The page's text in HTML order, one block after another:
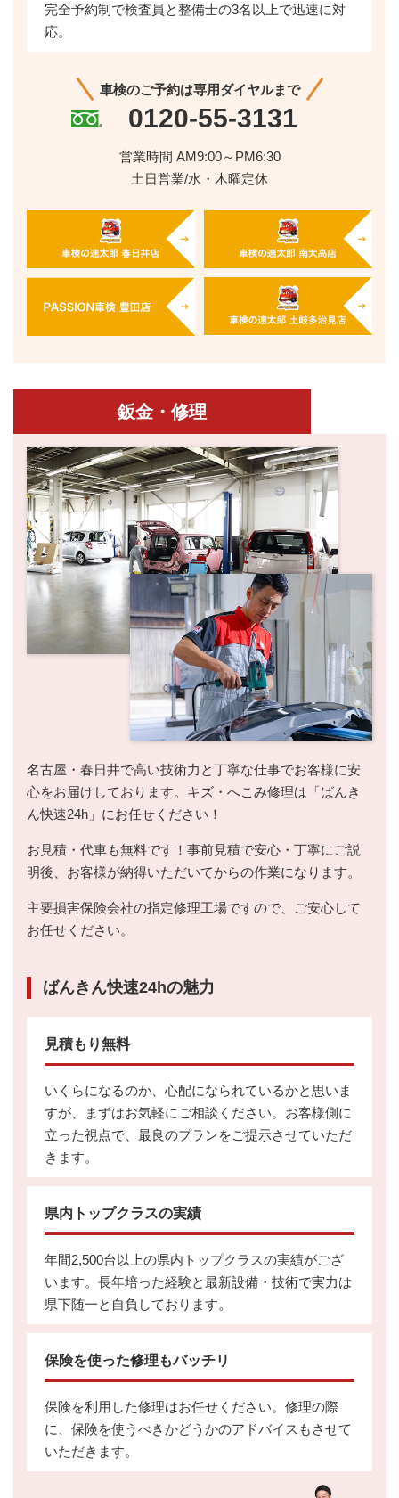
完全予約制で検査員と整備士の3名以上で迅速に対
応。
車検のご予約は専用ダイヤルまで
0120-55-3131
営業時間 AM9:00～PM6:30
土日営業/水・木曜定休
鈑金・修理
名古屋・春日井で高い技術力と丁寧な仕事でお客様に安
心をお届けしております。キズ・へこみ修理は「ばんき
ん快速24h」にお任せください！
お見積・代車も無料です！事前見積で安心・丁寧にご説
明後、お客様が納得いただいてからの作業になります。
主要損害保険会社の指定修理工場ですので、ご安心して
お任せください。
ばんきん快速24hの魅力
見積もり無料
いくらになるのか、心配になられているかと思いま
すが、まずはお気軽にご相談ください。お客様側に
立った視点で、最良のプランをご提示させていただ
きます。
県内トップクラスの実績
年間2,500台以上の県内トップクラスの実績がござ
います。長年培った経験と最新設備・技術で実力は
県下随一と自負しております。
保険を使った修理もバッチリ
保険を利用した修理はお任せください。修理の際
に、保険を使うべきかどうかのアドバイスもさせて
いただきます。